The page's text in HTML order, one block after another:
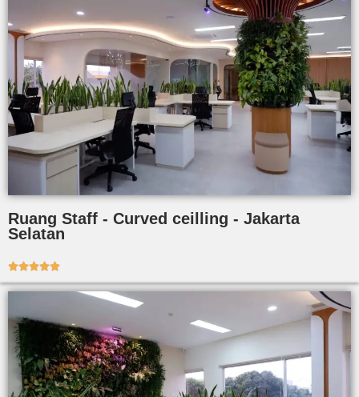
Ruang Staff - Curved ceilling - Jakarta
Selatan
